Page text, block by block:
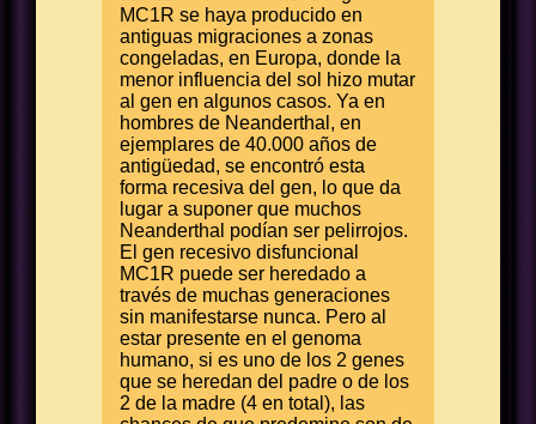
MC1R se haya producido en
antiguas migraciones a zonas
congeladas, en Europa, donde la
menor influencia del sol hizo mutar
al gen en algunos casos. Ya en
hombres de Neanderthal, en
ejemplares de 40.000 años de
antigüedad, se encontró esta
forma recesiva del gen, lo que da
lugar a suponer que muchos
Neanderthal podían ser pelirrojos.
El gen recesivo disfuncional
MC1R puede ser heredado a
través de muchas generaciones
sin manifestarse nunca. Pero al
estar presente en el genoma
humano, si es uno de los 2 genes
que se heredan del padre o de los
2 de la madre (4 en total), las